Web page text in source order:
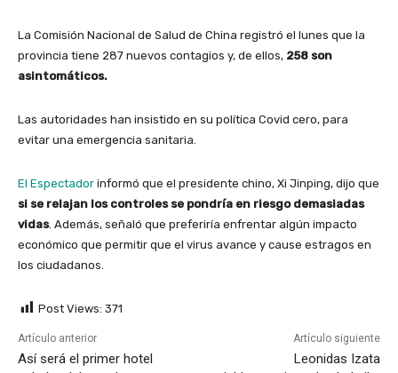
La Comisión Nacional de Salud de China registró el lunes que la
provincia tiene 287 nuevos contagios y, de ellos, 258 son
asintomáticos.
Las autoridades han insistido en su política Covid cero, para
evitar una emergencia sanitaria.
El Espectador informó que el presidente chino, Xi Jinping, dijo que
si se relajan los controles se pondría en riesgo demasiadas
vidas. Además, señaló que preferiría enfrentar algún impacto
económico que permitir que el virus avance y cause estragos en
los ciudadanos.
Post Views: 371
Artículo anterior
Así será el primer hotel
Artículo siguiente
Leonidas Izata